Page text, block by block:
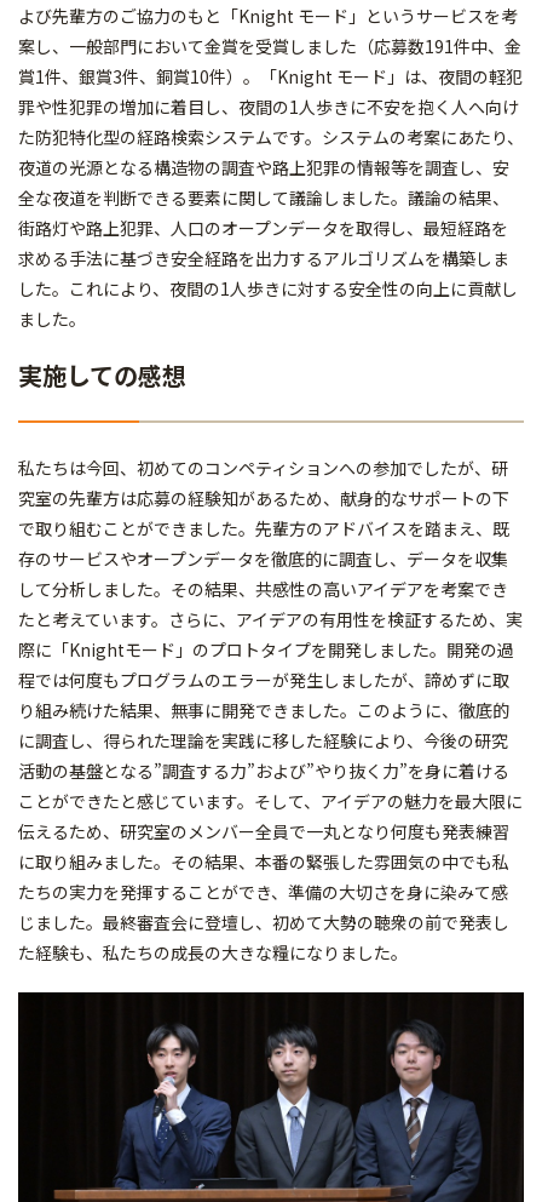
よび先輩方のご協力のもと「Knight モード」というサービスを考
案し、一般部門において金賞を受賞しました（応募数191件中、金
賞1件、銀賞3件、銅賞10件）。「Knight モード」は、夜間の軽犯
罪や性犯罪の増加に着目し、夜間の1人歩きに不安を抱く人へ向け
た防犯特化型の経路検索システムです。システムの考案にあたり、
夜道の光源となる構造物の調査や路上犯罪の情報等を調査し、安
全な夜道を判断できる要素に関して議論しました。議論の結果、
街路灯や路上犯罪、人口のオープンデータを取得し、最短経路を
求める手法に基づき安全経路を出力するアルゴリズムを構築しま
した。これにより、夜間の1人歩きに対する安全性の向上に貢献し
ました。
実施しての感想
私たちは今回、初めてのコンペティションへの参加でしたが、研
究室の先輩方は応募の経験知があるため、献身的なサポートの下
で取り組むことができました。先輩方のアドバイスを踏まえ、既
存のサービスやオープンデータを徹底的に調査し、データを収集
して分析しました。その結果、共感性の高いアイデアを考案でき
たと考えています。さらに、アイデアの有用性を検証するため、実
際に「Knightモード」のプロトタイプを開発しました。開発の過
程では何度もプログラムのエラーが発生しましたが、諦めずに取
り組み続けた結果、無事に開発できました。このように、徹底的
に調査し、得られた理論を実践に移した経験により、今後の研究
活動の基盤となる”調査する力”および”やり抜く力”を身に着ける
ことができたと感じています。そして、アイデアの魅力を最大限に
伝えるため、研究室のメンバー全員で一丸となり何度も発表練習
に取り組みました。その結果、本番の緊張した雰囲気の中でも私
たちの実力を発揮することができ、準備の大切さを身に染みて感
じました。最終審査会に登壇し、初めて大勢の聴衆の前で発表し
た経験も、私たちの成長の大きな糧になりました。